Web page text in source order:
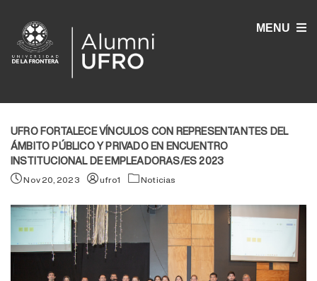
MENU
UFRO FORTALECE VÍNCULOS CON REPRESENTANTES DEL
ÁMBITO PÚBLICO Y PRIVADO EN ENCUENTRO
INSTITUCIONAL DE EMPLEADORAS/ES 2023
Nov 20, 2023 ufro1 Noticias